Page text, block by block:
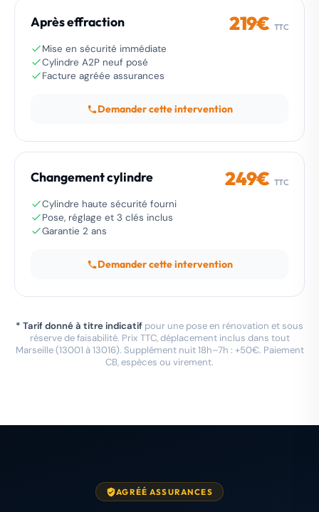
Après effraction 219€ TTC
Mise en sécurité immédiate
Cylindre A2P neuf posé
Facture agréée assurances
Demander cette intervention
Changement cylindre 249€ TTC
Cylindre haute sécurité fourni
Pose, réglage et 3 clés inclus
Garantie 2 ans
Demander cette intervention
* Tarif donné à titre indicatif pour une pose en rénovation et sous
réserve de faisabilité. Prix TTC, déplacement inclus dans tout
Marseille (13001 à 13016). Supplément nuit 18h–7h : +50€. Paiement
CB, espèces ou virement.
AGRÉÉ ASSURANCES